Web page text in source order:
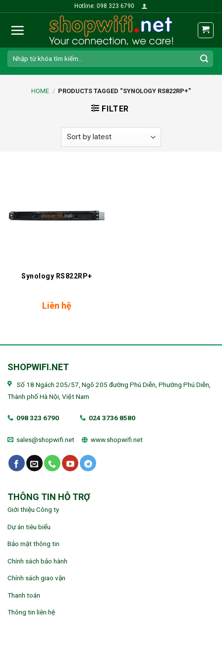
content
Hotline: 098 323 6790
Search
for:
HOME / PRODUCTS TAGGED “SYNOLOGY RS822RP+”
FILTER
Synology RS822RP+
Liên hệ
SHOPWIFI.NET
Số 18 Ngách 205/57, Ngõ 205 đường Phú Diễn, Phường Phú Diễn,
Thành phố Hà Nội, Việt Nam
098 323 6790 024 3736 8580
sales@shopwifi.net www.shopwifi.net
THÔNG TIN HỖ TRỢ
Giới thiệu Công ty
Dự án tiêu biểu
Bảo mật thông tin
Chính sách bảo hành
Chính sách giao vận
Thanh toán
Thông tin liên hệ